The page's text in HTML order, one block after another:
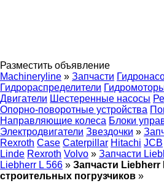
Разместить объявление
Machineryline » Запчасти
Гидрораспределители
Двигатели Шестеренные насосы
Опорно-поворотные устройства
Направляющие колеса Блоки
Электродвигатели Звездочки »
Rexroth Case Caterpillar Hitachi JCB
Linde Rexroth Volvo » Запчасти
Liebherr L 566 » Запчасти Liebherr
строительных погрузчиков »